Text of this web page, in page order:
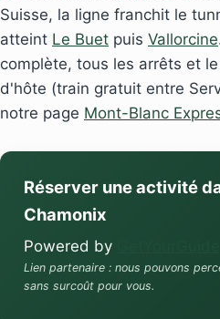
Suisse, la ligne franchit le
atteint Le Buet puis Vallorcine
complète, tous les arrêts et
d'hôte (train gratuit entre
notre page Mont-Blanc
Réserver une activité
Chamonix
Powered by
Lien partenaire : nous pouvons
sans surcoût pour vous.